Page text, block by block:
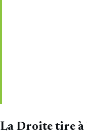
La Droite tire à